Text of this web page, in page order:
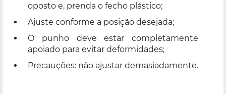
oposto e, prenda o fecho plástico;
Ajuste conforme a posição desejada;
O punho deve estar completamente
apoiado para evitar deformidades;
Precauções: não ajustar demasiadamente.